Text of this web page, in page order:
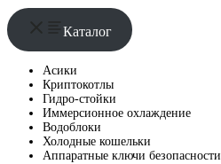
Каталог
Асики
Криптокотлы
Гидро-стойки
Иммерсионное охлаждение
Водоблоки
Холодные кошельки
Аппаратные ключи безопасности